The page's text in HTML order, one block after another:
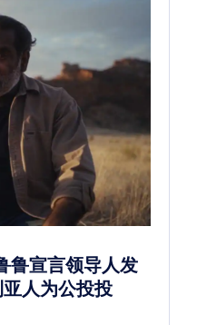
鲁宣言领导人发
人为公投投